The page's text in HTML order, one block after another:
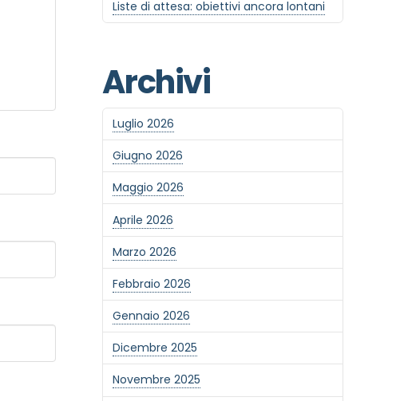
Liste di attesa: obiettivi ancora lontani
Archivi
Luglio 2026
Giugno 2026
Maggio 2026
Aprile 2026
Marzo 2026
Febbraio 2026
Gennaio 2026
Dicembre 2025
Novembre 2025